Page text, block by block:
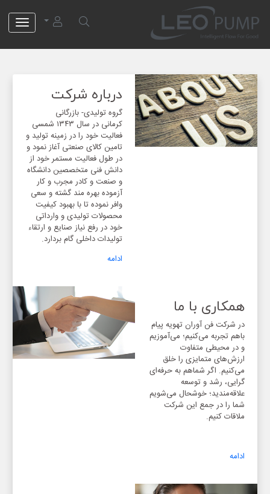
درباره شرکت
گروه تولیدی- بازرگانی
کرمانی در سال ۱۳۴۳ شمسی
فعالیت خود را در زمینه تولید و
تامین کالای صنعتی آغاز نمود و
در طول فعالیت مستمر خود از
دانش فنی متخصصین دانشگاه
و صنعت و کادر مجرب و کار
آزموده بهره مند گشته و سعی
وافر نموده تا با بهبود کیفیت
محصولات تولیدی و وارداتی
خود در رفع نیاز صنایع و ارتقاء
تولیدات داخلی گام بردارد.
ادامه
همکاری با ما
در شرکت فن آوران تهویه پیام
باهم تجربه می‌کنیم؛ می‌آموزیم
و در محیطی متفاوت
ارزش‌های متمایزی را خلق
می‌کنیم. اگر شماهم به حرفه‌ای
گرایی، رشد و توسعه
علاقه‌مندید؛ خوشحال می‌شویم
شما را در جمع این شرکت
ملاقات کنیم.
ادامه